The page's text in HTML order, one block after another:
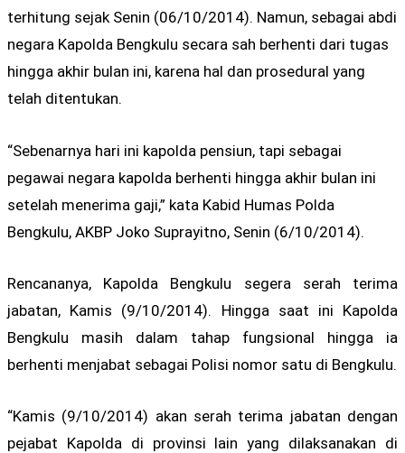
terhitung sejak Senin (06/10/2014). Namun, sebagai abdi
negara Kapolda Bengkulu secara sah berhenti dari tugas
hingga akhir bulan ini, karena hal dan prosedural yang
telah ditentukan.
“Sebenarnya hari ini kapolda pensiun, tapi sebagai
pegawai negara kapolda berhenti hingga akhir bulan ini
setelah menerima gaji,” kata Kabid Humas Polda
Bengkulu, AKBP Joko Suprayitno, Senin (6/10/2014).
Rencananya, Kapolda Bengkulu segera serah terima
jabatan, Kamis (9/10/2014). Hingga saat ini Kapolda
Bengkulu masih dalam tahap fungsional hingga ia
berhenti menjabat sebagai Polisi nomor satu di Bengkulu.
“Kamis (9/10/2014) akan serah terima jabatan dengan
pejabat Kapolda di provinsi lain yang dilaksanakan di